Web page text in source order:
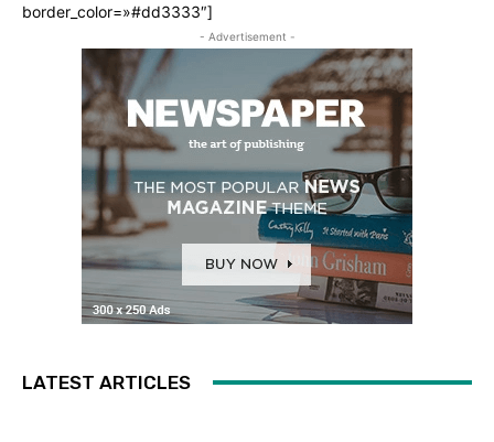
border_color=»#dd3333″]
- Advertisement -
LATEST ARTICLES